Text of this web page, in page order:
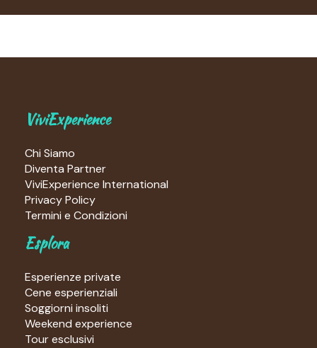
ViviExperience
Chi Siamo
Diventa Partner
ViviExperience International
Privacy Policy
Termini e Condizioni
Esplora
Esperienze private
Cene esperienziali
Soggiorni insoliti
Weekend experience
Tour esclusivi